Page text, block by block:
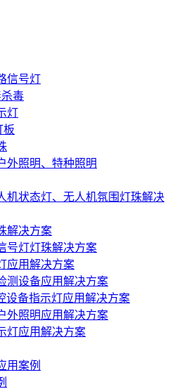
信号灯
毒
灯
板
外照明、特种照明
机状态灯、无人机氛围灯珠解决
解决方案
号灯灯珠解决方案
应用解决方案
测设备应用解决方案
设备指示灯应用解决方案
外照明应用解决方案
灯应用解决方案
用案例